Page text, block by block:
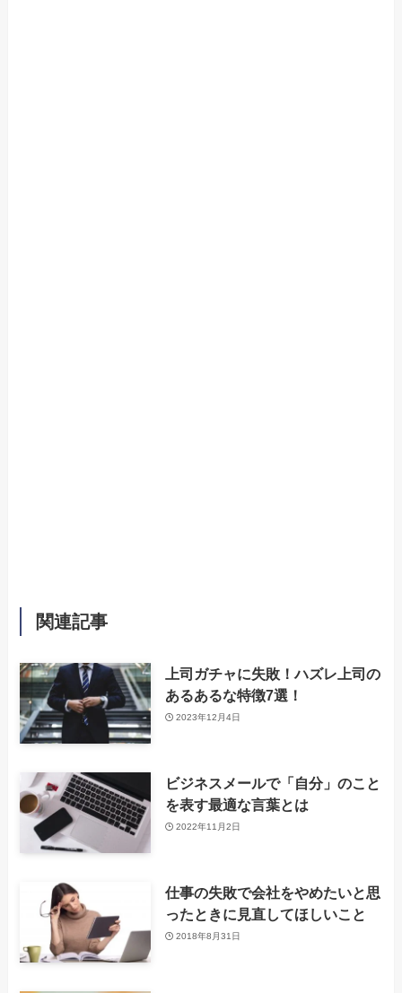
関連記事
上司ガチャに失敗！ハズレ上司の
あるあるな特徴7選！
2023年12月4日
‌ビジネスメールで「自分」のこと
を表す最適な言葉とは
2022年11月2日
仕事の失敗で会社をやめたいと思
ったときに見直してほしいこと
2018年8月31日